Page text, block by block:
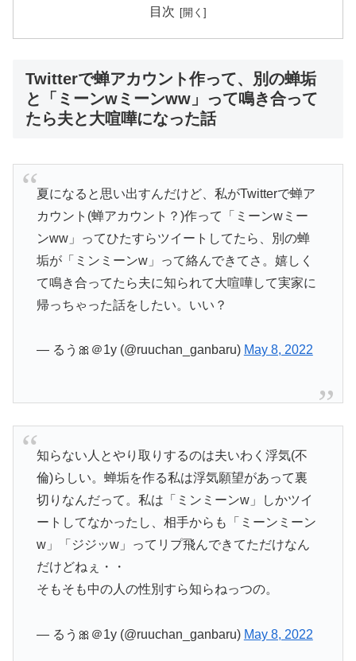
目次
Twitterで蝉アカウント作って、別の蝉垢
と「ミーンwミーンww」って鳴き合って
たら夫と大喧嘩になった話
夏になると思い出すんだけど、私がTwitterで蝉ア
カウント(蝉アカウント？)作って「ミーンwミー
ンww」ってひたすらツイートしてたら、別の蝉
垢が「ミンミーンw」って絡んできてさ。嬉しく
て鳴き合ってたら夫に知られて大喧嘩して実家に
帰っちゃった話をしたい。いい？
— るう🎀＠1y (@ruuchan_ganbaru) May 8, 2022
知らない人とやり取りするのは夫いわく浮気(不
倫)らしい。蝉垢を作る私は浮気願望があって裏
切りなんだって。私は「ミンミーンw」しかツイ
ートしてなかったし、相手からも「ミーンミーン
w」「ジジッw」ってリプ飛んできてただけなん
だけどねぇ・・
そもそも中の人の性別すら知らねっつの。
— るう🎀＠1y (@ruuchan_ganbaru) May 8, 2022